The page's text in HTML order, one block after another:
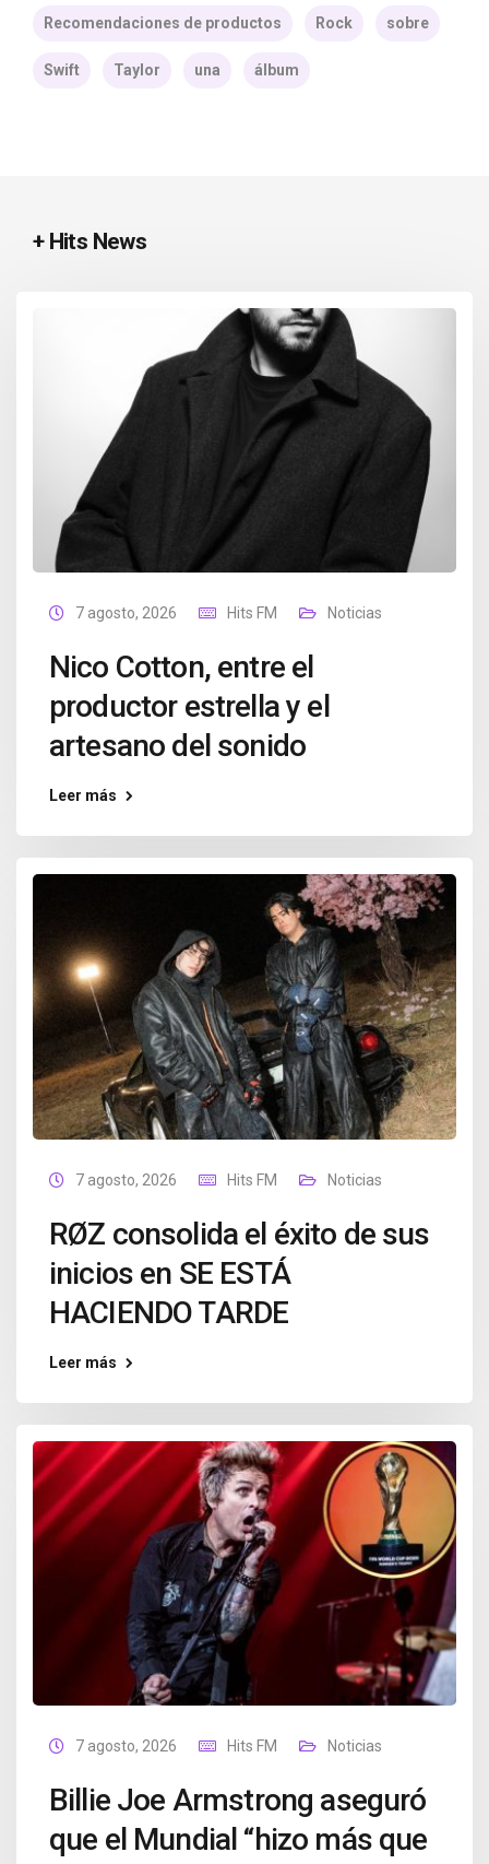
Recomendaciones de productos Rock sobre
Swift Taylor una álbum
+ Hits News
7 agosto, 2026 Hits FM Noticias
Nico Cotton, entre el
productor estrella y el
artesano del sonido
Leer más
7 agosto, 2026 Hits FM Noticias
RØZ consolida el éxito de sus
inicios en SE ESTÁ
HACIENDO TARDE
Leer más
7 agosto, 2026 Hits FM Noticias
Billie Joe Armstrong aseguró
que el Mundial “hizo más que